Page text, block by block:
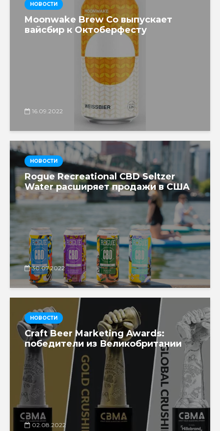
НОВОСТИ
Moonwake Brew Co выпускает
вайсбир к Октоберфесту
16.09.2022
НОВОСТИ
Rogue Recreational CBD Seltzer
Water расширяет продажи в США
30.07.2022
НОВОСТИ
Craft Beer Marketing Awards:
победители из Великобритании
02.08.2022